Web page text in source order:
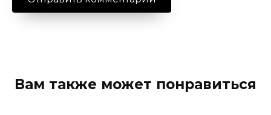
Вам также может понравиться